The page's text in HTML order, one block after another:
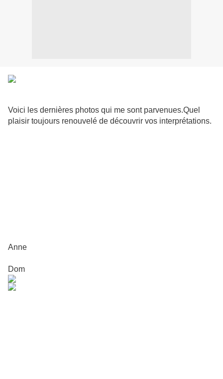
Voici les dernières photos qui me sont parvenues.Quel
plaisir toujours renouvelé de découvrir vos interprétations.
Anne
Dom